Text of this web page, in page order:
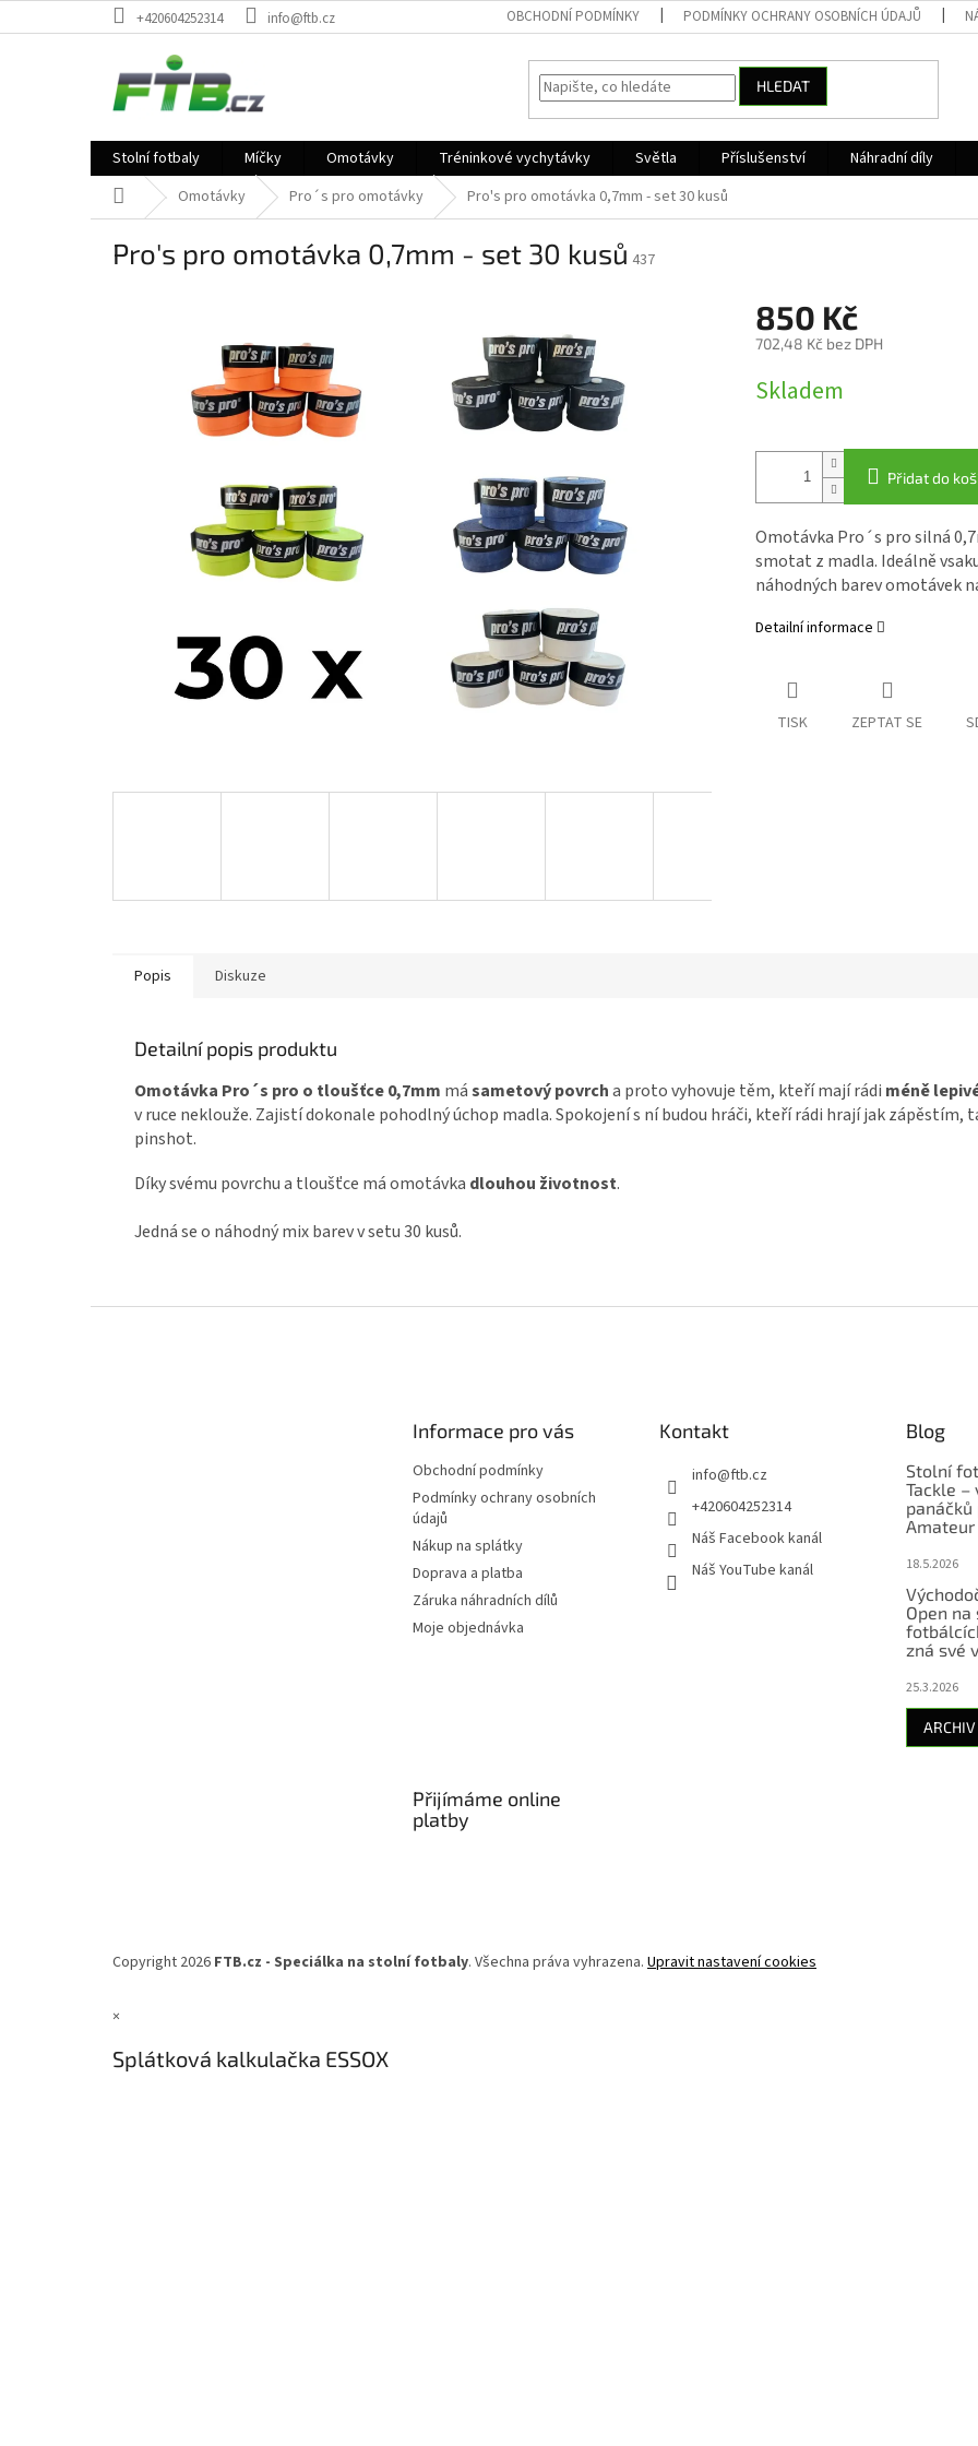
na
+420604252314 info@ftb.cz OBCHODNÍ PODMÍNKY PODMÍNKY OCHRANY OSOBNÍCH ÚDAJŮ
HLEDAT
Stolní fotbaly Míčky Omotávky Tréninkové vychytávky Světla Příslušenství Náhradní díly
Domů Omotávky Pro´s pro omotávky Pro's pro omotávka 0,7mm - set 30 kusů
Pro's pro omotávka 0,7mm - set 30 kusů 437
850 Kč
702,48 Kč bez DPH
cena:
Skladem
Přidat do
Omotávka Pro´s pro silná
smotat z madla. Ideálně
náhodných barev omotávek
Detailní informace
TISK ZEPTAT SE
Popis Diskuze
Detailní popis produktu
Omotávka Pro´s pro o tloušťce 0,7mm másametový povrcha proto vyhovuje těm, kteří mají rádi méně
v ruce neklouže. Zajistí dokonale pohodlný úchop madla. Spokojení s ní budou hráči, kteří rádi hrají jak zápěstím,
pinshot.
Díky svému povrchu a tloušťce má omotávka dlouhou životnost.
Jedná se o náhodný mix barev v setu 30 kusů.
Informace pro vás
Obchodní podmínky
Podmínky ochrany osobních
údajů
Nákup na splátky
Doprava a platba
Záruka náhradních dílů
Moje objednávka
Kontakt
info@ftb.cz
+420604252314
Náš Facebook kanál
Náš YouTube kanál
Blog
Stolní
Tackle –
panáčků
Amateur
18.5.2026
Open
zná své
25.3.2026
ARCHIV
Přijímáme online
platby
Copyright 2026 FTB.cz - Speciálka na stolní fotbaly. Všechna práva vyhrazena. Upravit nastavení cookies
×
Splátková kalkulačka ESSOX